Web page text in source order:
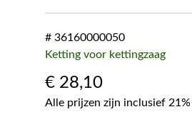
# 36160000050
Ketting voor kettingzaag
€28,10
Alle prijzen zijn inclusief 21%